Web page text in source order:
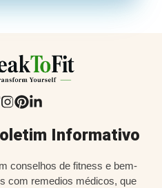
Informativo
conselhos de fitness e bem-
com remedios médicos, que